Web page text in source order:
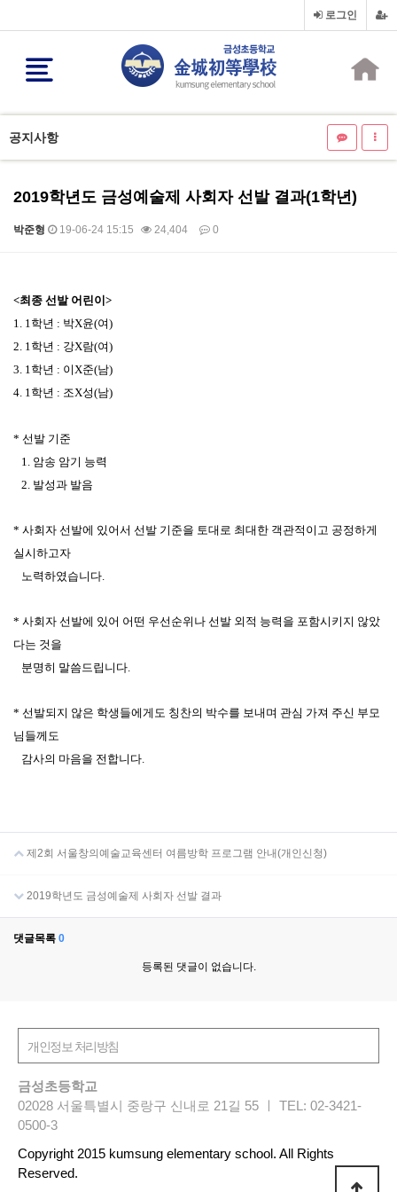
로그인
공지사항
2019학년도 금성예술제 사회자 선발 결과(1학년)
박준형 19-06-24 15:15 24,404 0
<최종 선발 어린이 >
1. 1학년 : 박X윤(여)
2. 1학년 : 강X람(여)
3. 1학년 : 이X준(남)
4. 1학년 : 조X성(남)
* 선발 기준
1. 암송 암기 능력
2. 발성과 발음
* 사회자 선발에 있어서 선발 기준을 토대로 최대한 객관적이고 공정하게
실시하고자
노력하였습니다.
* 사회자 선발에 있어 어떤 우선순위나 선발 외적 능력을 포함시키지 않았
다는 것을
분명히 말씀드립니다.
* 선발되지 않은 학생들에게도 칭찬의 박수를 보내며 관심 가져 주신 부모
님들께도
감사의 마음을 전합니다.
제2회 서울창의예술교육센터 여름방학 프로그램 안내(개인신청)
2019학년도 금성예술제 사회자 선발 결과
댓글목록 0
등록된 댓글이 없습니다.
금성초등학교
02028 서울특별시 중랑구 신내로 21길 55 ㅣ TEL: 02-3421-
0500-3
Copyright 2015 kumsung elementary school. All Rights
Reserved.